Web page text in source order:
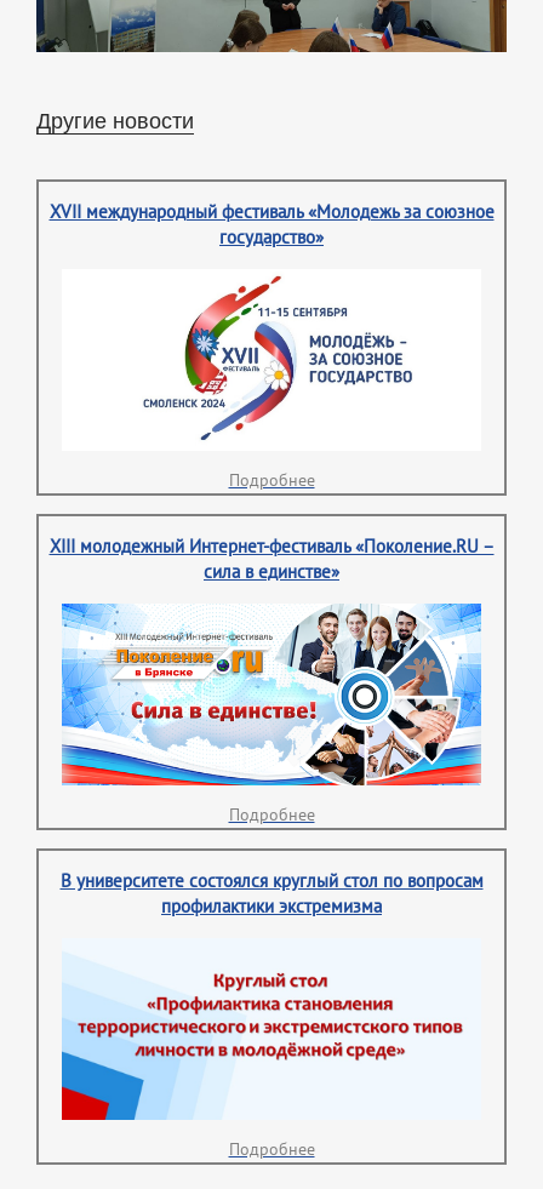
Другие новости
XVII международный фестиваль «Молодежь за союзное
государство»
Подробнее
XIII молодежный Интернет-фестиваль «Поколение.RU –
сила в единстве»
Подробнее
В университете состоялся круглый стол по вопросам
профилактики экстремизма
Подробнее